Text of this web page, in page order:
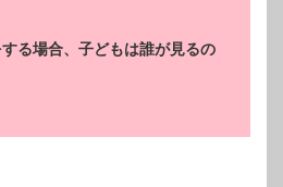
る場合、子どもは誰が見るの